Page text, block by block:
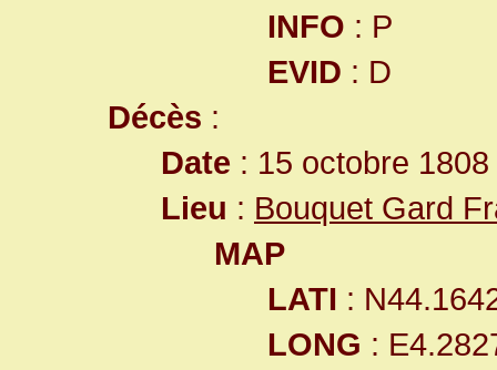
INFO : P
EVID : D
Décès :
Date : 15 octobre
Lieu : Bouquet Gard
MAP
LATI :
LONG :